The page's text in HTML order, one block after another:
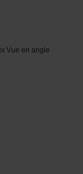
Vue en angle